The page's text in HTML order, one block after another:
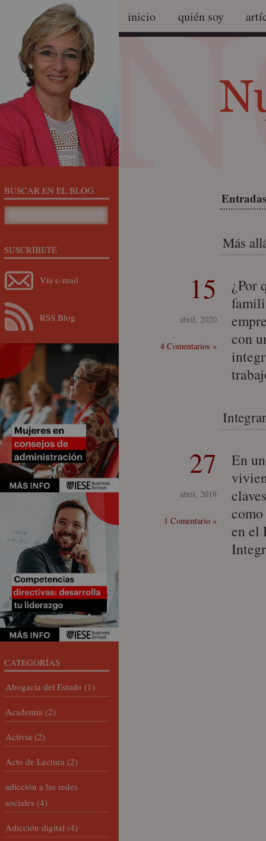
inicio quién soy
Más
15
abril, 2020
4 Comentarios »
¿Por
con
27
abril, 2018
1 Comentario »
En
en el
BUSCAR EN EL BLOG
SUSCRÍBETE
Vía e-mail
RSS Blog
CATEGORÍAS
Abogacía del Estado (1)
Academia (2)
Activia (2)
Acto de Lectura (2)
adicción a las redes
sociales (4)
Adicción digital (4)